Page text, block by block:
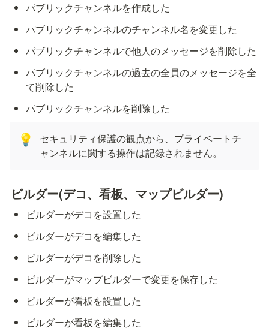
パブリックチャンネルを作成した
パブリックチャンネルのチャンネル名を変更した
パブリックチャンネルで他人のメッセージを削除した
パブリックチャンネルの過去の全員のメッセージを全
て削除した
パブリックチャンネルを削除した
💡
セキュリティ保護の観点から、プライベートチ
ャンネルに関する操作は記録されません。
ビルダー(デコ、看板、マップビルダー)
ビルダーがデコを設置した
ビルダーがデコを編集した
ビルダーがデコを削除した
ビルダーがマップビルダーで変更を保存した
ビルダーが看板を設置した
ビルダーが看板を編集した